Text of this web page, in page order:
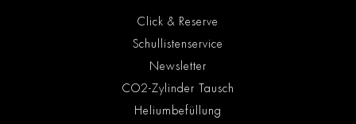
Click & Reserve
Schullistenservice
Newsletter
CO2-Zylinder Tausch
Heliumbefüllung